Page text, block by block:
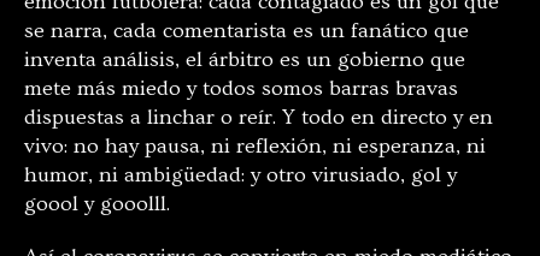
se narra, cada comentarista es un fanático que
inventa análisis, el árbitro es un gobierno que
mete más miedo y todos somos barras bravas
dispuestas a linchar o reír. Y todo en directo y en
vivo: no hay pausa, ni reflexión, ni esperanza, ni
humor, ni ambigüedad: y otro virusiado, gol y
goool y gooolll.